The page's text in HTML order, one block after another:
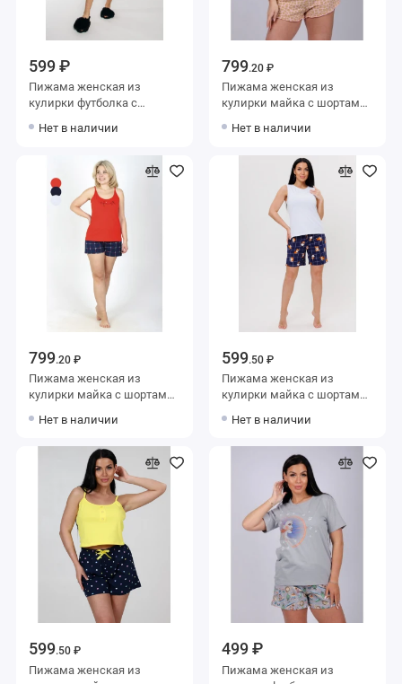
599 ₽
Пижама женская из
кулирки футболка с
Нет в наличии
799.20 ₽
Пижама женская из
кулирки майка с шортами
Нет в наличии
799.20 ₽
Пижама женская из
кулирки майка с шортами
Нет в наличии
599.50 ₽
Пижама женская из
кулирки майка с шортами
Kuzina
Нет в наличии
599.50 ₽
Пижама женская из
499 ₽
Пижама женская из